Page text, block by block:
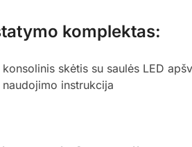
komplektas:
konsolinis skėtis su saulės LED
naudojimo instrukcija